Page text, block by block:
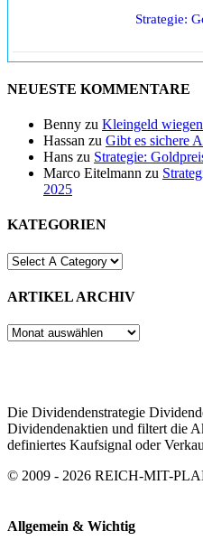
Strategie:
NEUESTE KOMMENTARE
Benny zu Kleingeld
Hassan zu Gibt es sichere
Hans zu Strategie:
Marco Eitelmann zu
2025
KATEGORIEN
ARTIKEL ARCHIV
ARTIKEL
Die Dividendenstrategie
Dividendenaktien und filtert die
definiertes Kaufsignal oder
© 2009 - 2026 REICH-MIT-
Allgemein & Wichtig